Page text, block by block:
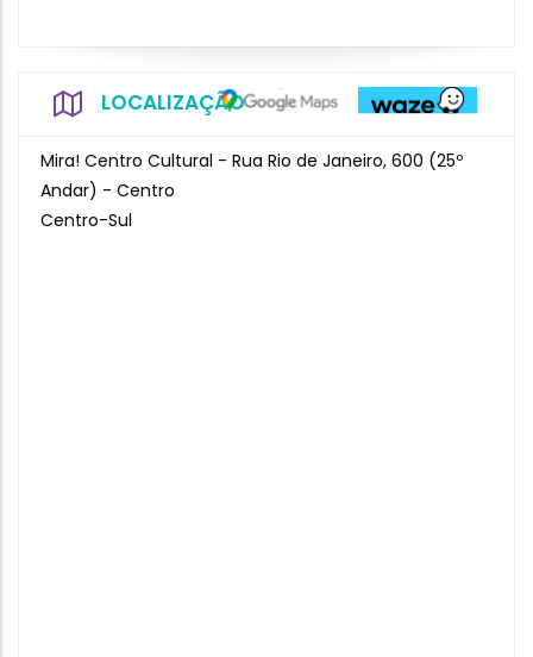
LOCALIZAÇÃO
Mira! Centro Cultural - Rua Rio de Janeiro, 600 (25º
Andar) - Centro
Centro-Sul